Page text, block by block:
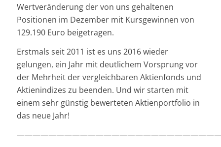
Wertveränderung der von uns gehaltenen
Positionen im Dezember mit Kursgewinnen von
129.190 Euro beigetragen.
Erstmals seit 2011 ist es uns 2016 wieder
gelungen, ein Jahr mit deutlichem Vorsprung vor
der Mehrheit der vergleichbaren Aktienfonds und
Aktienindizes zu beenden. Und wir starten mit
einem sehr günstig bewerteten Aktienportfolio in
das neue Jahr!